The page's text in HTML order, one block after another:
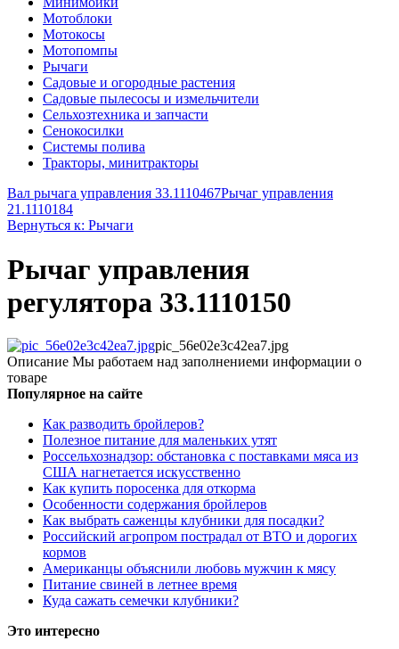
Мотоблоки
Мотокосы
Мотопомпы
Рычаги
Садовые и огородные растения
Садовые пылесосы и измельчители
Сельхозтехника и запчасти
Сенокосилки
Системы полива
Тракторы, минитракторы
Вал рычага управления 33.1110467Рычаг управления
21.1110184
Вернуться к: Рычаги
Рычаг управления
регулятора 33.1110150
pic_56e02e3c42ea7.jpg
Описание Мы работаем над заполнениеми информации о
товаре
Популярное на сайте
Как разводить бройлеров?
Полезное питание для маленьких утят
Россельхознадзор: обстановка с поставками мяса из
США нагнетается искусственно
Как купить поросенка для откорма
Особенности содержания бройлеров
Как выбрать саженцы клубники для посадки?
Российский агропром пострадал от ВТО и дорогих
кормов
Американцы объяснили любовь мужчин к мясу
Питание свиней в летнее время
Куда сажать семечки клубники?
Это интересно